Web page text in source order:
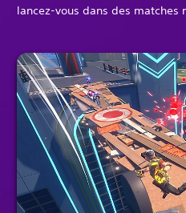
lancez-vous dans des